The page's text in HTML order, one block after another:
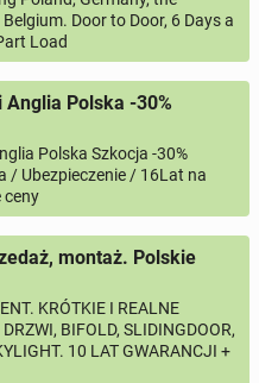
Door to Door, 6 Days a
Load
Polska -30%
Polska Szkocja -30%
/ Ubezpieczenie / 16Lat na
ceny
montaż. Polskie
KRÓTKIE I REALNE
BIFOLD, SLIDINGDOOR,
10 LAT GWARANCJI +